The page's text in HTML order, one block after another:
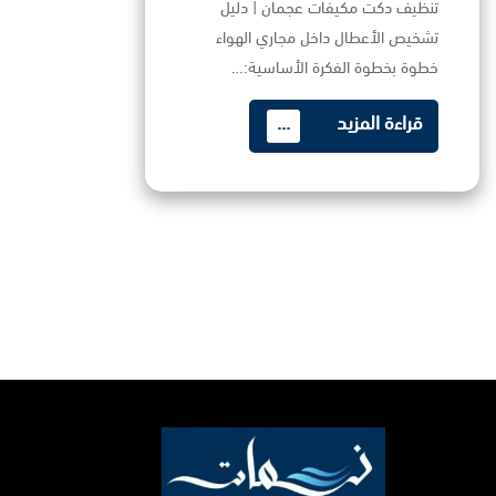
تنظيف دكت مكيفات عجمان | دليل
تشخيص الأعطال داخل مجاري الهواء
خطوة بخطوة الفكرة الأساسية:…
قراءة المزيد ...